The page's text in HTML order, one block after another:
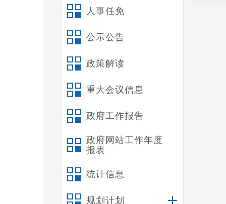
人事任免
公示公告
政策解读
重大会议信息
政府工作报告
政府网站工作年度
报表
统计信息
规划计划